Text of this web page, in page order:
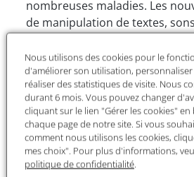
nombreuses maladies. Les
de manipulation de textes,
rendent de plus en plus
entre vrai et faux. Enfin,
engendre une individualisation
humain isolé est pris dans une
jouissances techniques
appréhender les enjeux
Inspiré d’une pédagogie
est gratuit et sans inscription. Il
Nous utilisons des cookies pour le
d'améliorer son utilisation,
réaliser des statistiques de visite. Nous
durant 6 mois. Vous pouvez changer
cliquant sur le lien "Gérer les cookies" en
chaque page de notre site. Si vous
comment nous utilisons les cookies,
mes choix". Pour plus d'informations,
politique de confidentialité.